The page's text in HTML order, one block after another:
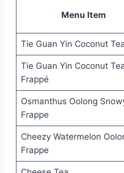
Menu Item
Tie Guan Yin Coconut
Tie Guan Yin Coconut
Frappé
Osmanthus Oolong
Frappe
Cheezy Watermelon
Frappe